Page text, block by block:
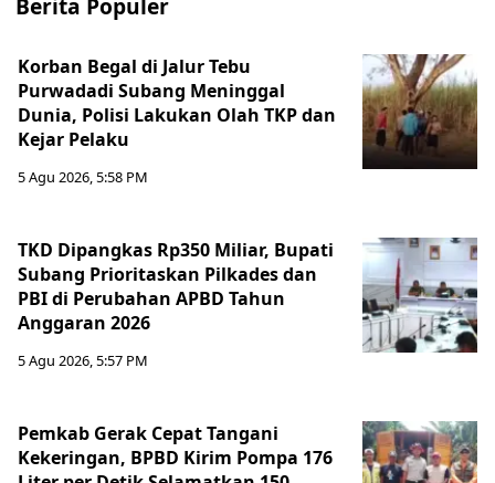
Berita Populer
Korban Begal di Jalur Tebu
Purwadadi Subang Meninggal
Dunia, Polisi Lakukan Olah TKP dan
Kejar Pelaku
5 Agu 2026, 5:58 PM
TKD Dipangkas Rp350 Miliar, Bupati
Subang Prioritaskan Pilkades dan
PBI di Perubahan APBD Tahun
Anggaran 2026
5 Agu 2026, 5:57 PM
Pemkab Gerak Cepat Tangani
Kekeringan, BPBD Kirim Pompa 176